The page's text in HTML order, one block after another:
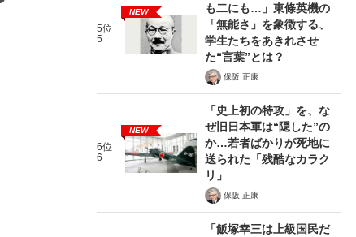
5位
5
NEW
も二にも…」東條英機の
「無能さ」を象徴する、
学生たちをあきれさせ
た“言葉”とは？
保阪 正康
6位
6
NEW
「史上初の特攻」を、な
ぜ旧日本軍は“隠した”の
か…若者ばかりが死地に
送られた「残酷なカラク
リ」
保阪 正康
「飯塚幸三は上級国民だ